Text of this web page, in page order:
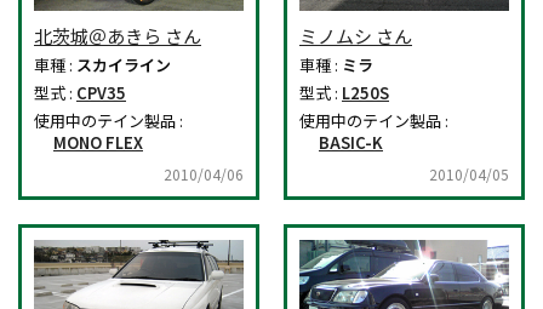
北茨城＠あきら さん
車種 : スカイライン
型式 : CPV35
使用中のテイン製品 :
MONO FLEX
2010/04/06
ミノムシ さん
車種 : ミラ
型式 : L250S
使用中のテイン製品 :
BASIC-K
2010/04/05